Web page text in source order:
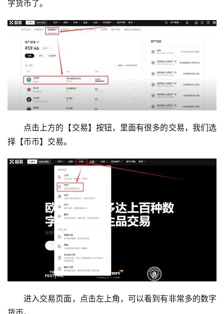
析
字货币了。
点击上方的【交易】按钮，里面有很多的交易，我们选
择【币币】交易。
进入交易页面，点击左上角，可以看到有非常多的数字